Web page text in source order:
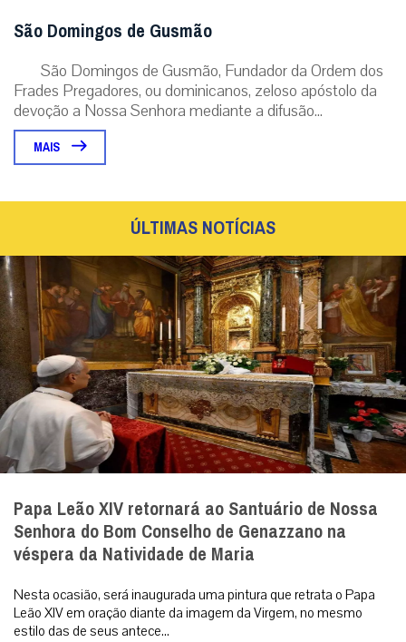
São Domingos de Gusmão
São Domingos de Gusmão, Fundador da Ordem dos
Frades Pregadores, ou dominicanos, zeloso apóstolo da
devoção a Nossa Senhora mediante a difusão...
MAIS
ÚLTIMAS NOTÍCIAS
Papa Leão XIV retornará ao Santuário de Nossa
Senhora do Bom Conselho de Genazzano na
véspera da Natividade de Maria
Nesta ocasião, será inaugurada uma pintura que retrata o Papa
Leão XIV em oração diante da imagem da Virgem, no mesmo
estilo das de seus antece...